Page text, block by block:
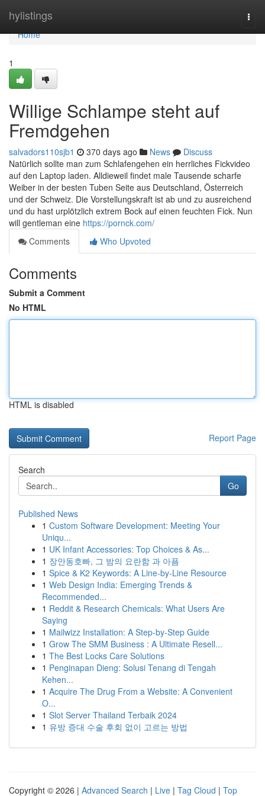
hylistings
Home
Home
1
Willige Schlampe steht auf
Fremdgehen
salvadors110sjb1 370 days ago News
Discuss
Natürlich sollte man zum Schlafengehen ein herrliches Fickvideo
auf den Laptop laden. Alldieweil findet male Tausende scharfe
Weiber in der besten Tuben Seite aus Deutschland, Österreich
und der Schweiz. Die Vorstellungskraft ist ab und zu ausreichend
und du hast urplötzlich extrem Bock auf einen feuchten Fick. Nun
will gentleman eine https://pornck.com/
Comments
Who Upvoted
Comments
Submit a Comment
No HTML
HTML is disabled
Report Page
Search
Go
Published News
1 Custom Software Development: Meeting Your
Uniqu...
1 UK Infant Accessories: Top Choices & As...
1 장안동호빠, 그 밤의 요란함 과 아픔
1 Spice & K2 Keywords: A Line-by-Line Resource
1 Web Design India: Emerging Trends &
Recommended...
1 Reddit & Research Chemicals: What Users Are
Saying
1 Mailwizz Installation: A Step-by-Step Guide
1 Grow The SMM Business : A Ultimate Resell...
1 The Best Locks Care Solutions
1 Penginapan Dieng: Solusi Tenang di Tengah
Kehen...
1 Acquire The Drug From a Website: A Convenient
O...
1 Slot Server Thailand Terbaik 2024
1 유방 증대 수술 후회 없이 고르는 방법
Copyright © 2026 | Advanced Search | Live | Tag Cloud | Top